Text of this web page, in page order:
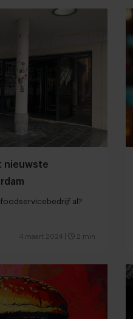
nieuwste
al?
4 maart 2024 2 min